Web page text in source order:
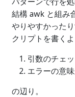
結構 awk と組み
やりやすかった
クリプトを書く
引数のチェ
エラーの意
の辺り。